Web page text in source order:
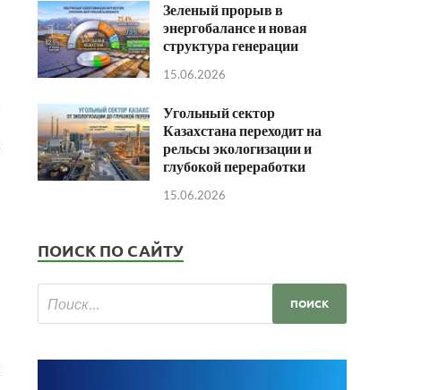
Зеленый прорыв в
энергобалансе и новая
структура генерации
15.06.2026
Угольный сектор
Казахстана переходит на
рельсы экологизации и
глубокой переработки
15.06.2026
ПОИСК ПО САЙТУ